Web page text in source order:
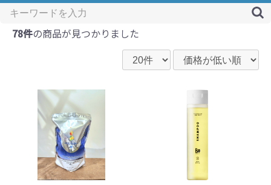
78件の商品が見つかりました